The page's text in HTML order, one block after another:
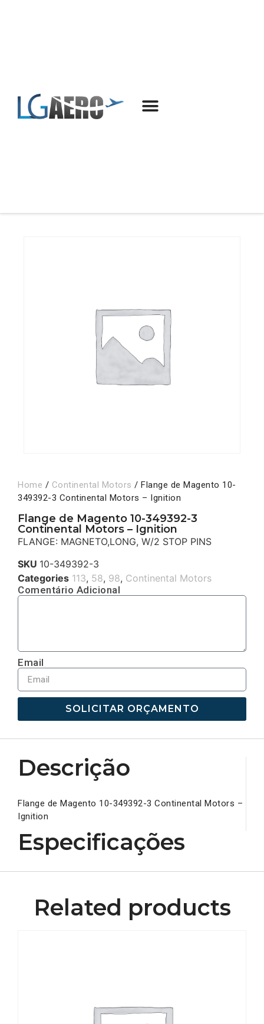
Home / Continental Motors / Flange de Magento 10-
349392-3 Continental Motors – Ignition
Flange de Magento 10-349392-3
Continental Motors – Ignition
FLANGE: MAGNETO,LONG, W/2 STOP PINS
SKU 10-349392-3
Categories 113, 58, 98, Continental Motors
Comentário Adicional
Email
SOLICITAR ORÇAMENTO
Descrição
Flange de Magento 10-349392-3 Continental Motors –
Ignition
Especificações
Related products